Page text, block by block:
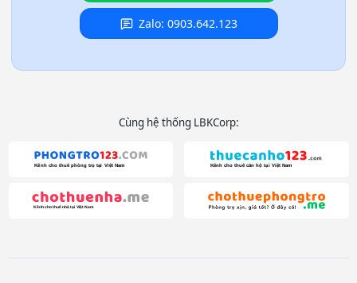
Zalo: 0903.642.123
Cùng hệ thống LBKCorp: